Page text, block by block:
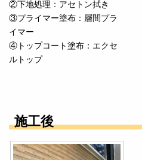
②下地処理：アセトン拭き
③プライマー塗布：層間プラ
イマー
④トップコート塗布：エクセ
ルトップ
施工後